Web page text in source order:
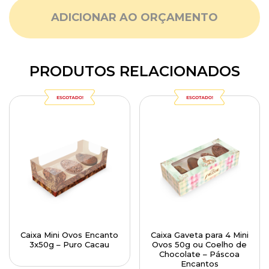
ADICIONAR AO ORÇAMENTO
PRODUTOS RELACIONADOS
Caixa Mini Ovos Encanto
3x50g – Puro Cacau
Caixa Gaveta para 4 Mini
Ovos 50g ou Coelho de
Chocolate – Páscoa
Encantos